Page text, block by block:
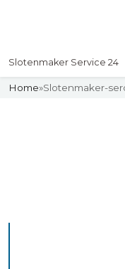
Slotenmaker Service 24
Home»Slotenmaker-